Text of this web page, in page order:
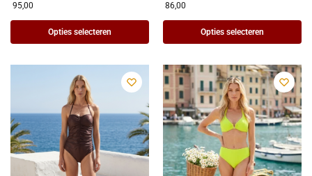
95,00
Opties selecteren
86,00
Opties selecteren